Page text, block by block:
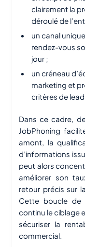
clairement la
déroulé de
un canal
rendez-vous
jour ;
un créneau
marketing et
critères de
Dans ce cadre,
JobPhoning
amont, la
d’informations
peut alors
améliorer son
retour précis sur
Cette boucle de
continu le ciblage
sécuriser la
commercial.